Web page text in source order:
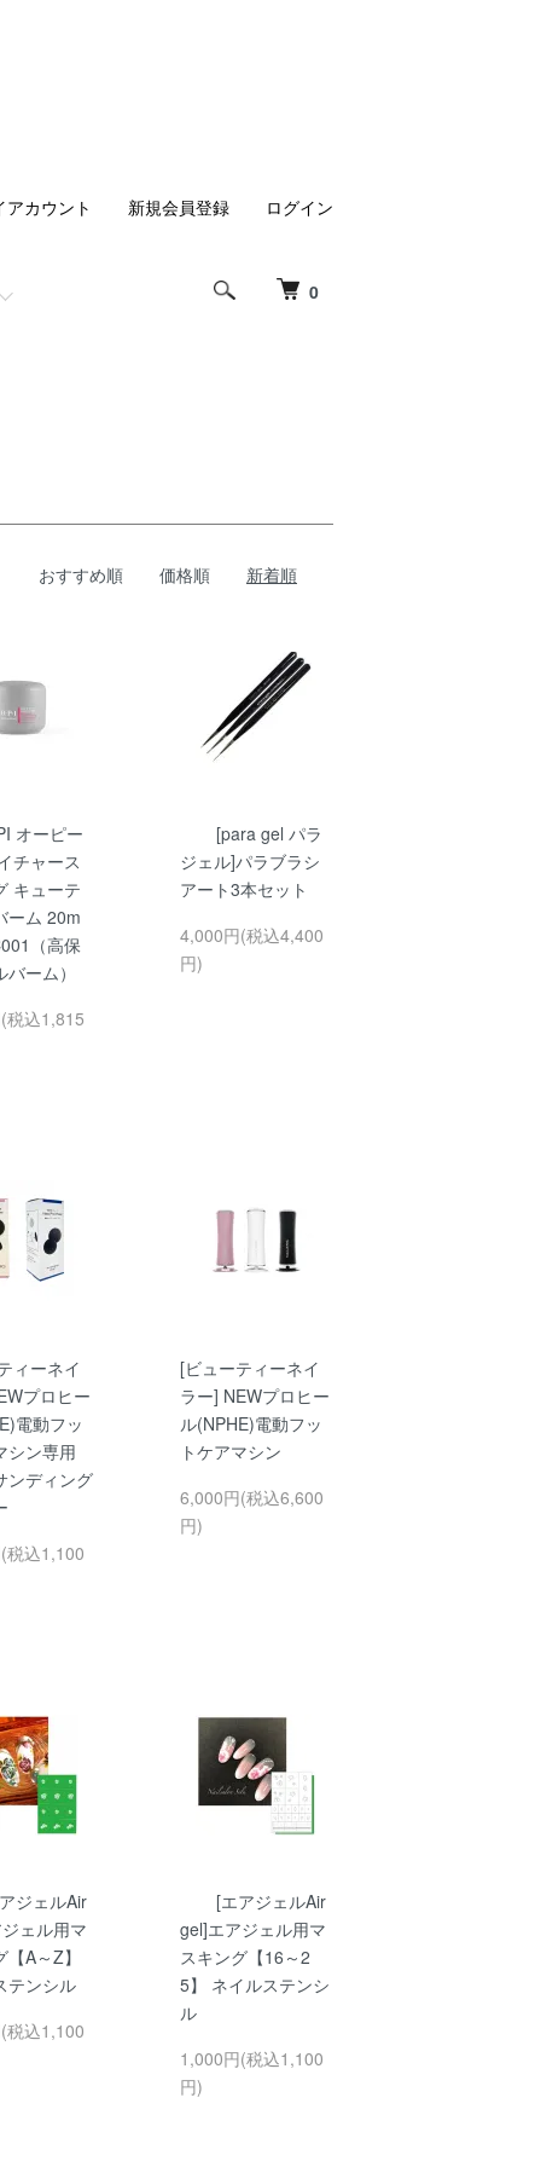
0
アカウント 新規会員登録 ログイン
おすすめ順 価格順 新着順
オーピー
チャース
キューテ
ーム 20m
（高保
ーム）
税込1,815
[para gel パラ
ジェル]パラブラシ
アート3本セット
4,000円(税込4,400
円)
ィーネイ
プロヒー
電動フッ
シン専用
ンディング
税込1,100
[ビューティーネイ
ラー] NEWプロヒー
ル(NPHE)電動フッ
トケアマシン
6,000円(税込6,600
円)
ジェルAir
ェル用マ
A～Z】
テンシル
税込1,100
[エアジェルAir
gel]エアジェル用マ
スキング【16～2
5】 ネイルステンシ
ル
1,000円(税込1,100
円)